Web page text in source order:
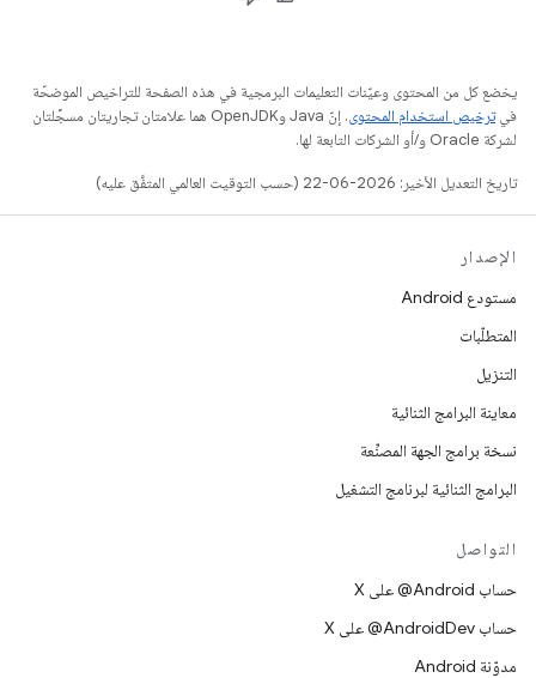
يخضع كل من المحتوى وعيّنات التعليمات البرمجية في هذه الصفحة للتراخيص الموضحّة
فيترخيص استخدام المحتوى
. إنّ Java وOpenJDK هما علامتان تجاريتان مسجَّلتان
لشركة Oracle و/أو الشركات التابعة لها.
تاريخ التعديل الأخير: 2026-06-22 (حسب التوقيت العالمي المتفَّق عليه)
الإصدار
مستودع Android
المتطلّبات
التنزيل
معاينة البرامج الثنائية
نسخة برامج الجهة المصنِّعة
البرامج الثنائية لبرنامج التشغيل
التواصل
حساب ‎@Android على X
حساب ‎@AndroidDev على X
مدوّنة Android